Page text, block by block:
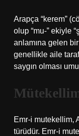
Arapça “kerem”
olup “mu-” ekiyle
anlamına gelen
genellikle aile
saygın olması
Emr-i mutekellim,
türüdür. Emr-i